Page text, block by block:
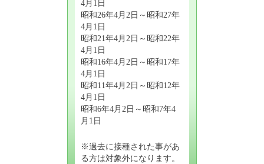
4月1日
昭和26年4月2日～昭和27年
4月1日
昭和21年4月2日～昭和22年
4月1日
昭和16年4月2日～昭和17年
4月1日
昭和11年4月2日～昭和12年
4月1日
昭和6年4月2日～昭和7年4
月1日
※過去に接種された事があ
る方は対象外になります。